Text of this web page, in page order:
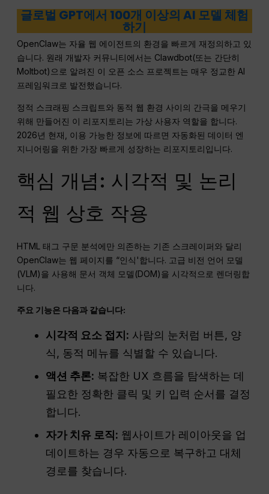
글로벌 GPT에서 100개 이상의 AI 모델 체험
하기
OpenClaw는 자율 웹 에이전트의 환경을 빠르게 재정의하고 있
습니다. 원래 개발자 커뮤니티에서는 Clawdbot(또는 간단히
Moltbot)으로 알려진 이 오픈 소스 프로젝트는 매우 정교한 AI
프레임워크로 발전했습니다.
정적 스크래핑 스크립트와 동적 웹 환경 사이의 간극을 메우기
위해 만들어진 이 리포지토리는 가상 사용자 역할을 합니다.
2026년 현재, 이용 가능한 정보에 따르면 자동화된 데이터 엔
지니어링을 위한 가장 빠르게 성장하는 리포지토리입니다.
핵심 개념: 시각적 및 논리
적 웹 상호 작용
HTML 태그 구문 분석에만 의존하는 기존 스크레이퍼와 달리
OpenClaw는 웹 페이지를 “인식'합니다. 고급 비전 언어 모델
(VLM)을 사용해 문서 객체 모델(DOM)을 시각적으로 렌더링합
니다.
주요 기능은 다음과 같습니다:
시각적 요소 접지: 사람의 눈처럼 버튼, 양
식, 동적 메뉴를 식별할 수 있습니다.
액션 추론: 복잡한 UX 흐름을 탐색하는 데
필요한 정확한 클릭 및 키 입력 순서를 결정
합니다.
자가 치유 로직: 웹사이트가 레이아웃을 업
데이트하는 경우 자동으로 복구하고 대체
경로를 찾습니다.